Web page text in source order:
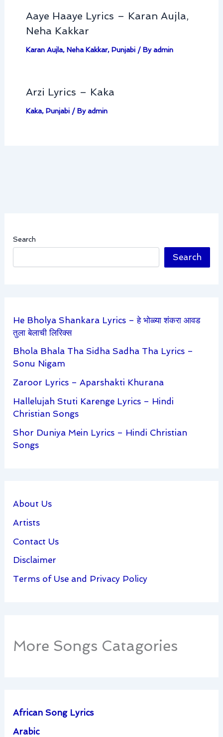
Aaye Haaye Lyrics – Karan Aujla,
Neha Kakkar
Karan Aujla, Neha Kakkar, Punjabi/ Byadmin
Arzi Lyrics – Kaka
Kaka, Punjabi/ Byadmin
Search
Search
He Bholya Shankara Lyrics – हे भोळ्या शंकरा आवड
तुला बेलाची लिरिक्स
Bhola Bhala Tha Sidha Sadha Tha Lyrics –
Sonu Nigam
Zaroor Lyrics – Aparshakti Khurana
Hallelujah Stuti Karenge Lyrics – Hindi
Christian Songs
Shor Duniya Mein Lyrics – Hindi Christian
Songs
About Us
Artists
Contact Us
Disclaimer
Terms of Use and Privacy Policy
More Songs Catagories
African Song Lyrics
Arabic